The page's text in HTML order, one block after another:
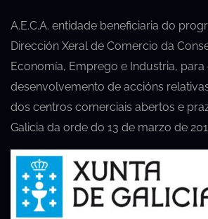
A.E.C.A. entidade beneficiaria do
Dirección Xeral de Comercio da
Economía, Emprego e Industria, para
desenvolvemento de accións
dos centros comerciais abertos e
Galicia da orde do 13 de marzo de